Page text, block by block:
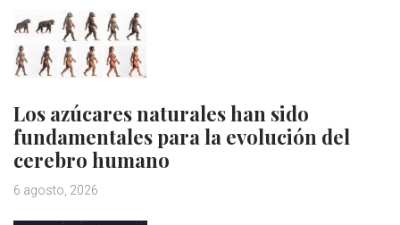
Los azúcares naturales han sido
fundamentales para la evolución del
cerebro humano
6 agosto, 2026